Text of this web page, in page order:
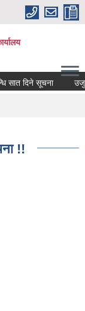
दिने सूचना उजुर
!!